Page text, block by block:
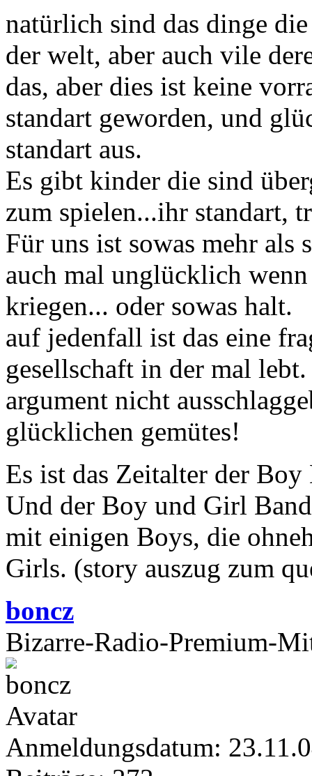
natürlich sind das dinge
der welt, aber auch vile
das, aber dies ist keine
standart geworden, und
standart aus.
Es gibt kinder die sind
zum spielen...ihr standart,
Für uns ist sowas mehr als
auch mal unglücklich
kriegen... oder sowas halt.
auf jedenfall ist das eine
gesellschaft in der mal
argument nicht
glücklichen gemütes!
Es ist das Zeitalter der
Und der Boy und Girl
mit einigen Boys, die
Girls. (story auszug zum
boncz
Bizarre-Radio-Premium-
Anmeldungsdatum: